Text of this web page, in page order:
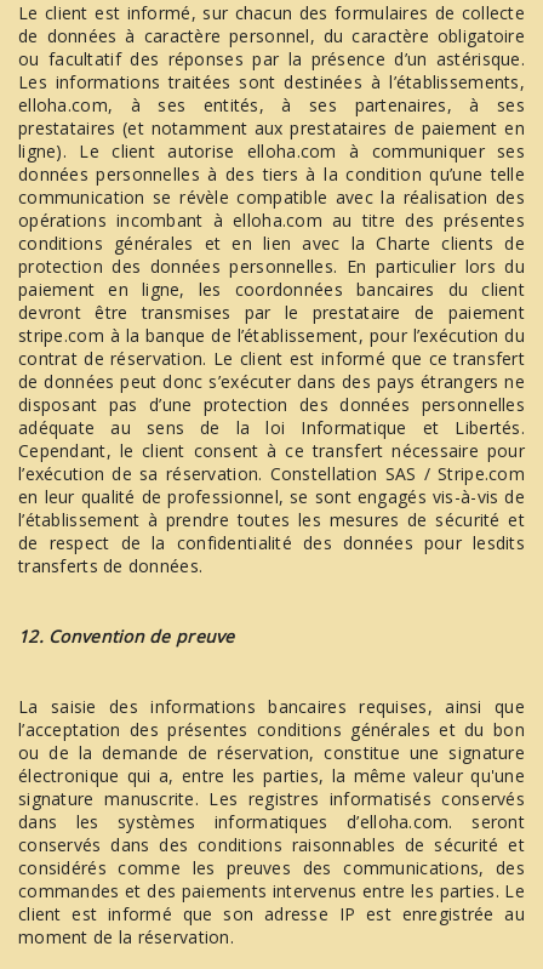
Le client est informé, sur chacun des formulaires de collecte
de données à caractère personnel, du caractère obligatoire
ou facultatif des réponses par la présence d’un astérisque.
Les informations traitées sont destinées à l’établissements,
elloha.com, à ses entités, à ses partenaires, à ses
prestataires (et notamment aux prestataires de paiement en
ligne). Le client autorise elloha.com à communiquer ses
données personnelles à des tiers à la condition qu’une telle
communication se révèle compatible avec la réalisation des
opérations incombant à elloha.com au titre des présentes
conditions générales et en lien avec la Charte clients de
protection des données personnelles. En particulier lors du
paiement en ligne, les coordonnées bancaires du client
devront être transmises par le prestataire de paiement
stripe.com à la banque de l’établissement, pour l’exécution du
contrat de réservation. Le client est informé que ce transfert
de données peut donc s’exécuter dans des pays étrangers ne
disposant pas d’une protection des données personnelles
adéquate au sens de la loi Informatique et Libertés.
Cependant, le client consent à ce transfert nécessaire pour
l’exécution de sa réservation. Constellation SAS / Stripe.com
en leur qualité de professionnel, se sont engagés vis-à-vis de
l’établissement à prendre toutes les mesures de sécurité et
de respect de la confidentialité des données pour lesdits
transferts de données.
12. Convention de preuve
La saisie des informations bancaires requises, ainsi que
l’acceptation des présentes conditions générales et du bon
ou de la demande de réservation, constitue une signature
électronique qui a, entre les parties, la même valeur qu'une
signature manuscrite. Les registres informatisés conservés
dans les systèmes informatiques d’elloha.com. seront
conservés dans des conditions raisonnables de sécurité et
considérés comme les preuves des communications, des
commandes et des paiements intervenus entre les parties. Le
client est informé que son adresse IP est enregistrée au
moment de la réservation.